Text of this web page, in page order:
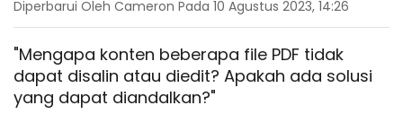
Diperbarui Oleh Cameron Pada 10 Agustus 2023, 14:26
"Mengapa konten beberapa file PDF tidak
dapat disalin atau diedit? Apakah ada solusi
yang dapat diandalkan?"